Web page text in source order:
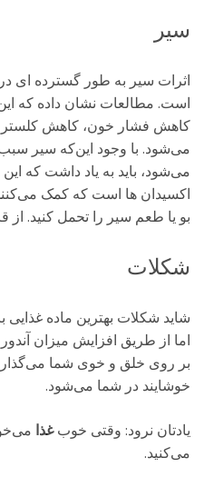
سیر
اثرات سیر به طور گسترده ‌ای
است. مطالعات نشان داده که
کاهش فشار خون، کاهش
می‌شود. با وجود این‌که سیر سبب
می‌شود، باید به یاد داشت که
‌اکسیدان ‌ها است که کمک می‌کنند
بو یا طعم سیر را تحمل کنید. از
شکلات
شاید شکلات بهترین ماده غذایی
اما از طریق افزایش میزان
بر روی خلق و خوی شما
خوشایند در شما می‌شود.
یادتان نرود: وقتی خوبغذا
می‌کنید.